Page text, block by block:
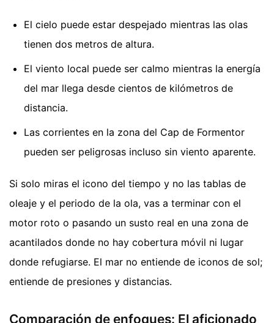
El cielo puede estar despejado mientras las olas
tienen dos metros de altura.
El viento local puede ser calmo mientras la energía
del mar llega desde cientos de kilómetros de
distancia.
Las corrientes en la zona del Cap de Formentor
pueden ser peligrosas incluso sin viento aparente.
Si solo miras el icono del tiempo y no las tablas de
oleaje y el periodo de la ola, vas a terminar con el
motor roto o pasando un susto real en una zona de
acantilados donde no hay cobertura móvil ni lugar
donde refugiarse. El mar no entiende de iconos de sol;
entiende de presiones y distancias.
Comparación de enfoques: El aficionado